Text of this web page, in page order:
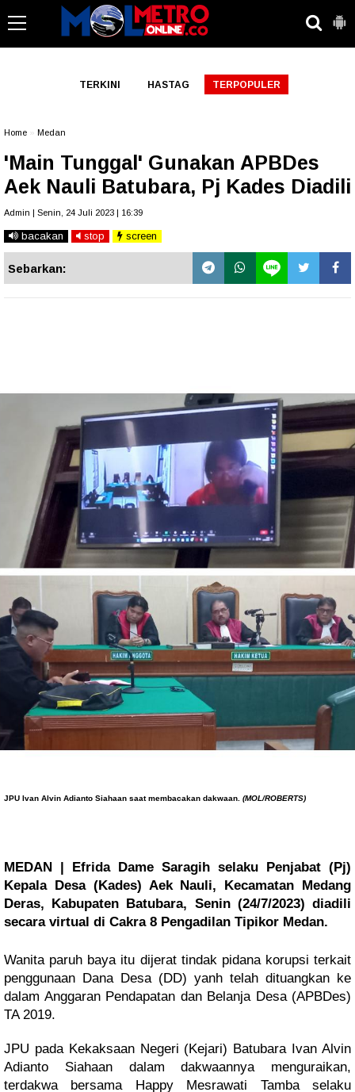
TERKINI HASTAG TERPOPULER
Home Medan
'Main Tunggal' Gunakan APBDes
Aek Nauli Batubara, Pj Kades Diadili
Admin | Senin, 24 Juli 2023 | 16:39
bacakan stop screen
Sebarkan:
JPU Ivan Alvin Adianto Siahaan saat membacakan dakwaan. (MOL/ROBERTS)
MEDAN | Efrida Dame Saragih selaku Penjabat (Pj)
Kepala Desa (Kades) Aek Nauli, Kecamatan Medang
Deras, Kabupaten Batubara, Senin (24/7/2023) diadili
secara virtual di Cakra 8 Pengadilan Tipikor Medan.
Wanita paruh baya itu dijerat tindak pidana korupsi terkait
penggunaan Dana Desa (DD) yanh telah dituangkan ke
dalam Anggaran Pendapatan dan Belanja Desa (APBDes)
TA 2019.
JPU pada Kekaksaan Negeri (Kejari) Batubara Ivan Alvin
Adianto Siahaan dalam dakwaannya menguraikan,
terdakwa bersama Happy Mesrawati Tamba selaku